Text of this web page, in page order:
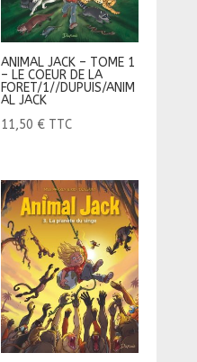
ANIMAL JACK – TOME 1
– LE COEUR DE LA
FORET/1//DUPUIS/ANIM
AL JACK
11,50 € TTC